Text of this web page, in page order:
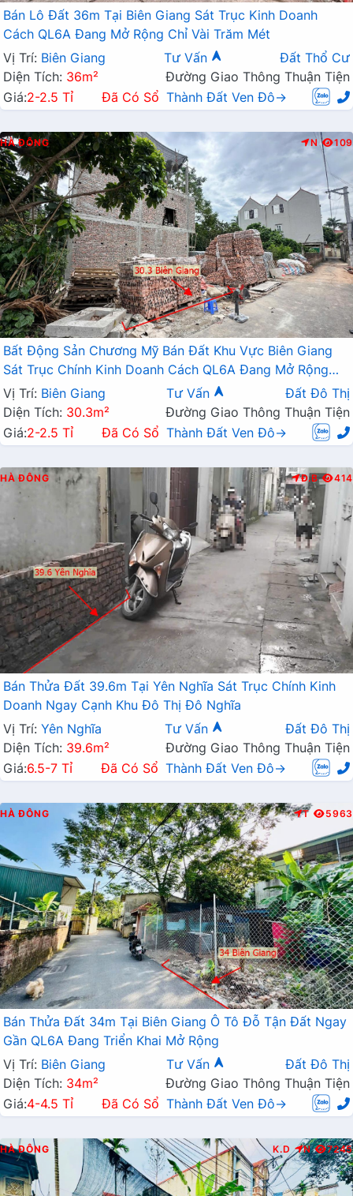
Bán Lô Đất 36m Tại Biên Giang Sát Trục Kinh Doanh
Cách QL6A Đang Mở Rộng Chỉ Vài Trăm Mét
Vị Trí: Biên Giang Tư Vấn
Đất Thổ Cư
Diện Tích: 36m²
Đường Giao Thông Thuận Tiện
Giá:2-2.5 Tỉ Đã Có Sổ Thành Đất Ven Đô→
HÀ ĐÔNG N 109
Bất Động Sản Chương Mỹ Bán Đất Khu Vực Biên Giang
Sát Trục Chính Kinh Doanh Cách QL6A Đang Mở Rộng
Chỉ Vài Trăm Mét
Vị Trí: Biên Giang Tư Vấn
Đất Đô Thị
Diện Tích: 30.3m²
Đường Giao Thông Thuận Tiện
Giá:2-2.5 Tỉ Đã Có Sổ Thành Đất Ven Đô→
HÀ ĐÔNG Đ.B 414
Bán Thửa Đất 39.6m Tại Yên Nghĩa Sát Trục Chính Kinh
Doanh Ngay Cạnh Khu Đô Thị Đô Nghĩa
Vị Trí: Yên Nghĩa Tư Vấn
Đất Đô Thị
Diện Tích: 39.6m²
Đường Giao Thông Thuận Tiện
Giá:6.5-7 Tỉ Đã Có Sổ Thành Đất Ven Đô→
HÀ ĐÔNG T 5963
Bán Thửa Đất 34m Tại Biên Giang Ô Tô Đỗ Tận Đất Ngay
Gần QL6A Đang Triển Khai Mở Rộng
Vị Trí: Biên Giang Tư Vấn
Đất Đô Thị
Diện Tích: 34m²
Đường Giao Thông Thuận Tiện
Giá:4-4.5 Tỉ Đã Có Sổ Thành Đất Ven Đô→
HÀ ĐÔNG K.D N 7245